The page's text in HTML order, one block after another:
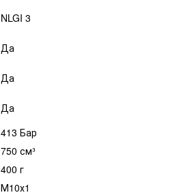
NLGI 3
Да
Да
Да
413 Бар
750 см³
400 г
М10х1